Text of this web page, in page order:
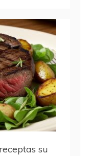
su